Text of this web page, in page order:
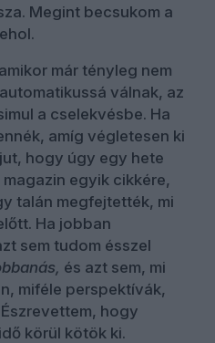
Megint becsukom a
már tényleg nem
válnak, az
a cselekvésbe. Ha
amíg végletesen ki
hogy úgy egy hete
magazin egyik cikkére,
talán megfejtették, mi
Ha jobban
sem tudom ésszel
, és azt sem, mi
miféle perspektívák,
hogy
körül kötök ki.